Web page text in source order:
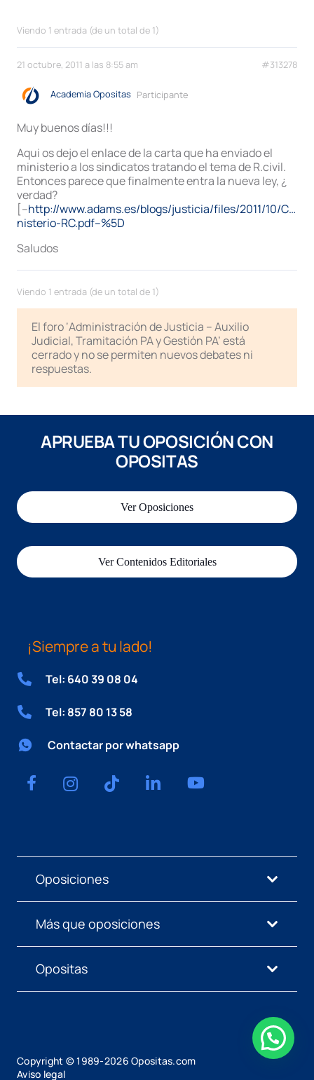
Viendo 1 entrada (de un total de 1)
21 octubre, 2011 a las 8:55 am #313278
Academia Opositas Participante
Muy buenos días!!!
Aqui os dejo el enlace de la carta que ha enviado el
ministerio a los sindicatos tratando el tema de R.civil.
Entonces parece que finalmente entra la nueva ley, ¿
verdad?
[–http://www.adams.es/blogs/justicia/files/2011/10/C…
nisterio-RC.pdf–%5D
Saludos
Viendo 1 entrada (de un total de 1)
El foro ‘Administración de Justicia – Auxilio
Judicial, Tramitación PA y Gestión PA’ está
cerrado y no se permiten nuevos debates ni
respuestas.
APRUEBA TU OPOSICIÓN CON
OPOSITAS
Ver Oposiciones
Ver Contenidos Editoriales
¡Siempre a tu lado!
Tel: 640 39 08 04
Tel: 857 80 13 58
Contactar por whatsapp
Oposiciones
Más que oposiciones
Opositas
Copyright © 1989-2026 Opositas.com
Aviso legal